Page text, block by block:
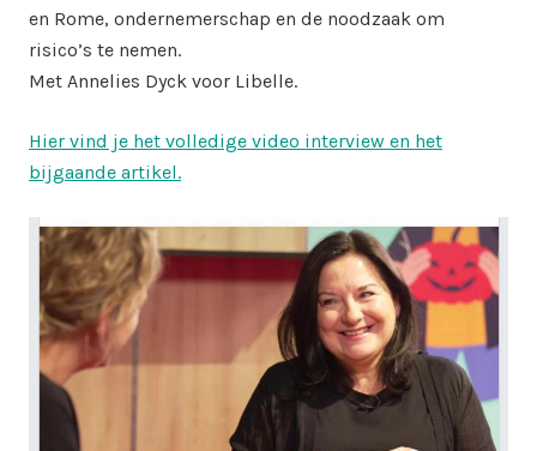
en Rome, ondernemerschap en de noodzaak om
risico’s te nemen.
Met Annelies Dyck voor Libelle.
Hier vind je het volledige video interview en het
bijgaande artikel.